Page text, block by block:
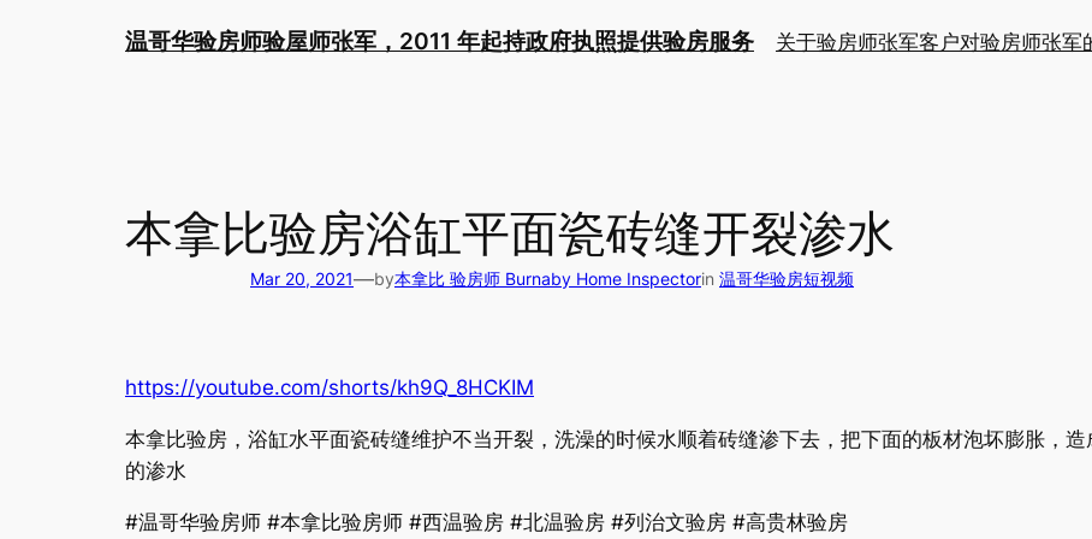
温哥华验房师验屋师张军，2011 年起持政府执照提供验房服务 关于验房师张军客户对验房师张军
本拿比验房浴缸平面瓷砖缝开裂渗水
Mar 20, 2021—by本拿比 验房师 Burnaby Home Inspectorin 温哥华验房短视频
https://youtube.com/shorts/kh9Q_8HCKIM
本拿比验房，浴缸水平面瓷砖缝维护不当开裂，洗澡的时候水顺着砖缝渗下去，把下面的板材泡坏膨胀，
的渗水
#温哥华验房师 #本拿比验房师 #西温验房 #北温验房 #列治文验房 #高贵林验房